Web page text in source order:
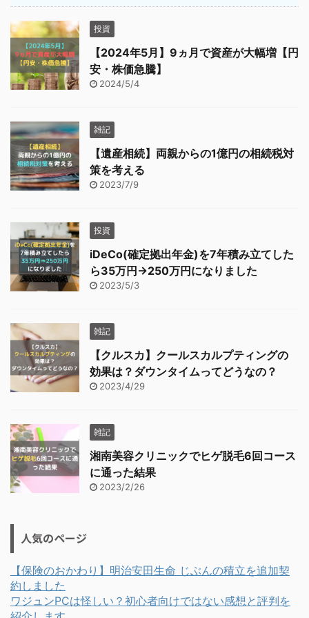
投資
【2024年5月】9ヵ月で資産が大幅増【円
安・株価急騰】
2024/5/4
雑記
【遺産相続】両親からの1億円の相続税対
策を考える
2023/7/9
投資
iDeCo(確定拠出年金)を7年積み立てした
ら35万円→250万円になりました
2023/5/3
雑記
【クルスカ】クールスカルプティングの
効果は？ダウンタイムってどうなの？
2023/4/29
雑記
湘南美容クリニックでヒゲ脱毛6回コース
に通った結果
2023/2/26
人気のページ
【保険のおかわり】明治安田生命 じぶんの積立を追加契
約しました
ワジュンPCは怪しい？初心者向けではない感想と評判を